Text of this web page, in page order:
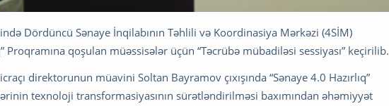
Dördüncü Sənaye İnqilabının Təhlili və Koordinasiya Mərkəzi (4SİM)
Proqramına qoşulan müəssisələr üçün “Təcrübə mübadiləsi sessiyası” keçirilib.
direktorunun müavini Soltan Bayramov çıxışında “Sənaye 4.0 Hazırlıq”
texnoloji transformasiyasının sürətləndirilməsi baxımından əhəmiyyət